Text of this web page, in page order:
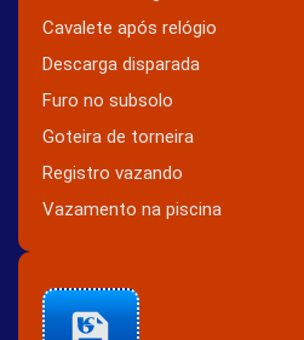
Cavalete após relógio
Descarga disparada
Furo no subsolo
Goteira de torneira
Registro vazando
Vazamento na piscina